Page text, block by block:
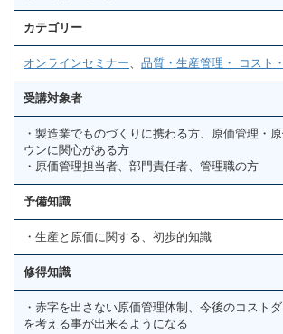
カテゴリー
オンラインセミナー 品質・生産管理・ コスト
受講対象者
・製造業でものづくりに携わる方、原価管理・
ウンに関心がある方
・原価管理担当者、部門責任者、管理職の方
予備知識
・生産と原価に関する、初歩的知識
修得知識
・赤字を出さない原価管理体制、今後のコスト
を考える事が出来るようになる